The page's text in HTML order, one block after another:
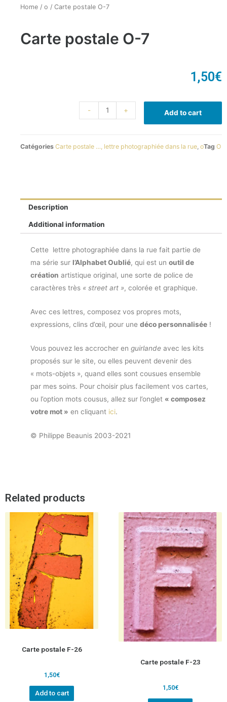
Home / o / Carte postale O-7
Carte postale O-7
1,50€
- + Add to cart
Catégories Carte postale …, lettre photographiée dans la rue oTag O
Description
Additional information
Cette lettre photographiée dans la rue fait partie de
ma série sur l’Alphabet Oublié, qui est un outil de
création artistique original, une sorte de police de
caractères très « street art », colorée et graphique.
Avec ces lettres, composez vos propres mots,
expressions, clins d’œil, pour une déco personnalisée !
Vous pouvez les accrocher en guirlande avec les kits
proposés sur le site, ou elles peuvent devenir des
« mots-objets », quand elles sont cousues ensemble
par mes soins. Pour choisir plus facilement vos cartes,
ou l’option mots cousus, allez sur l’onglet « composez
votre mot » en cliquant ici.
© Philippe Beaunis 2003-2021
Related products
Carte postale F-26
1,50€
Add to cart
Carte postale F-23
1,50€